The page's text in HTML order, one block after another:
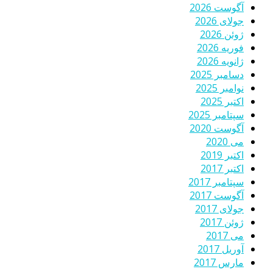
آگوست 2026
جولای 2026
ژوئن 2026
فوریه 2026
ژانویه 2026
دسامبر 2025
نوامبر 2025
اکتبر 2025
سپتامبر 2025
آگوست 2020
می 2020
اکتبر 2019
اکتبر 2017
سپتامبر 2017
آگوست 2017
جولای 2017
ژوئن 2017
می 2017
آوریل 2017
مارس 2017